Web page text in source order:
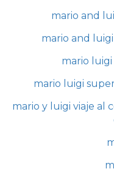
mario and
mario and
mario
mario luigi
mario y luigi viaje al